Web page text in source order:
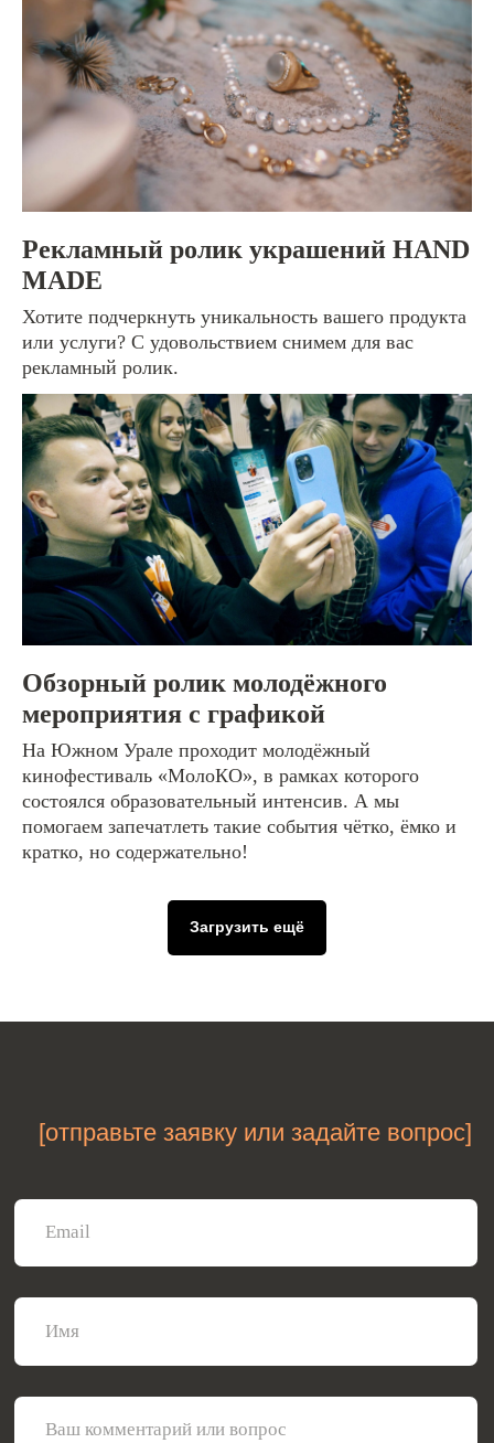
Рекламный ролик украшений HAND
MADE
Хотите подчеркнуть уникальность вашего продукта
или услуги? С удовольствием снимем для вас
рекламный ролик.
Обзорный ролик молодёжного
мероприятия с графикой
На Южном Урале проходит молодёжный
кинофестиваль «МолоКО», в рамках которого
состоялся образовательный интенсив. А мы
помогаем запечатлеть такие события чётко, ёмко и
кратко, но содержательно!
Загрузить ещё